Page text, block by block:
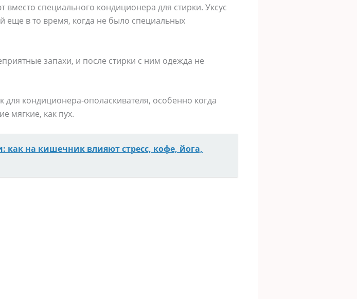
вместо специального кондиционера для стирки. Уксус
еще в то время, когда не было специальных
запахи, и после стирки с ним одежда не
для кондиционера-ополаскивателя, особенно когда
мягкие, как пух.
на кишечник влияют стресс, кофе, йога,